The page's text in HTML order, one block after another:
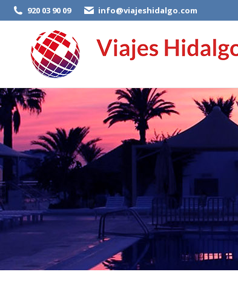
920 03 90 09 info@viajeshidalgo.com